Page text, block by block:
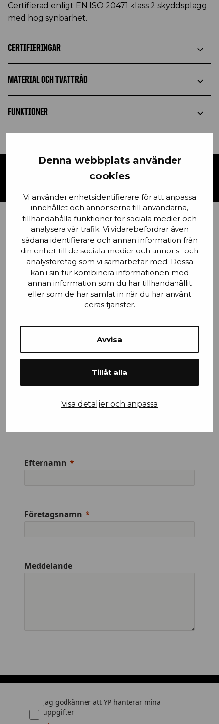
Denna webbplats använder
cookies
Vi använder enhetsidentifierare för att anpassa
innehållet och annonserna till användarna,
tillhandahålla funktioner för sociala medier och
analysera vår trafik. Vi vidarebefordrar även
sådana identifierare och annan information från
din enhet till de sociala medier och annons- och
analysföretag som vi samarbetar med. Dessa
kan i sin tur kombinera informationen med
annan information som du har tillhandahållit
eller som de har samlat in när du har använt
deras tjänster.
Avvisa
Tillåt alla
Visa detaljer och anpassa
Certifierad enligt EN ISO 20471 klass 2 skyddsplagg
med hög synbarhet.
CERTIFIERINGAR
MATERIAL OCH TVÄTTRÅD
FUNKTIONER
KONTAKTA OSS
Förnamn
Email
Mobilnummer
Efternamn
Företagsnamn
Meddelande
Jag godkänner att YP hanterar mina
uppgifter